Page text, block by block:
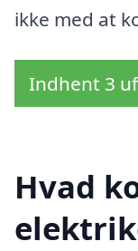
ikke med at
Indhent 3
Hvad